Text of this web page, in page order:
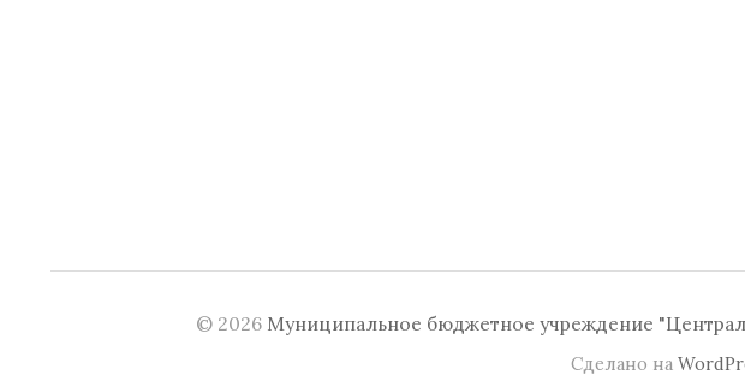
© 2026 Муниципальное бюджетное учреждение
Сделано на